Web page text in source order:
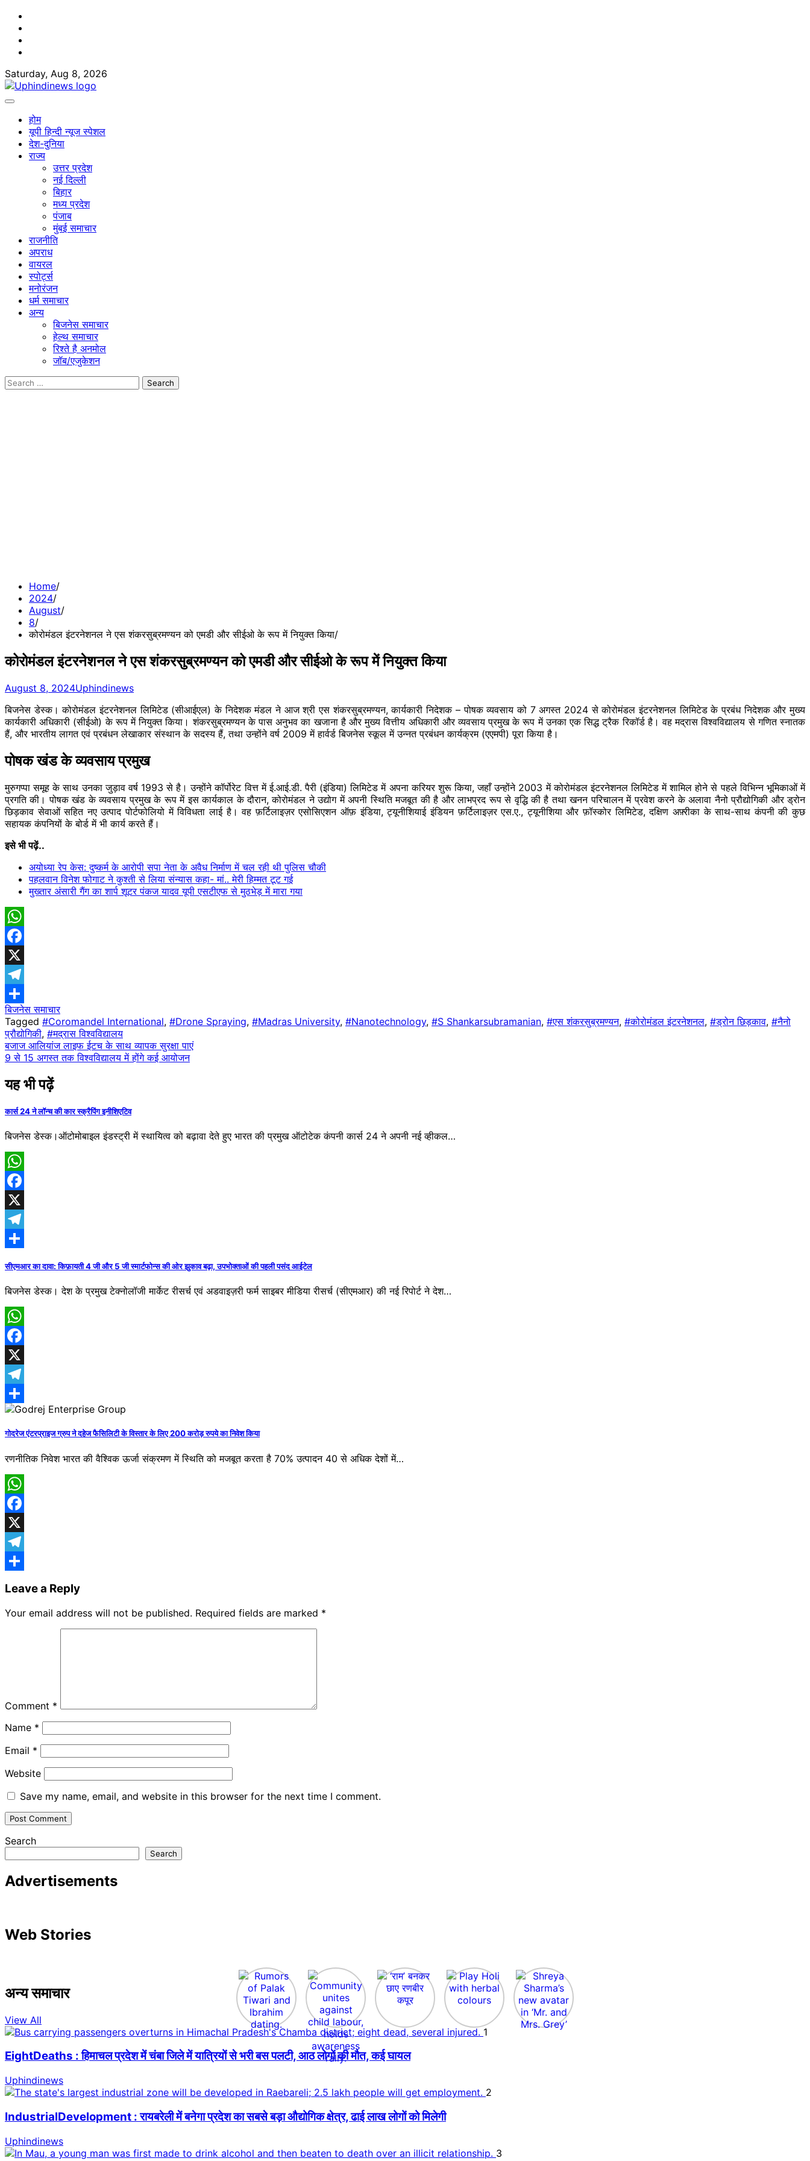
Skip
content
Saturday, Aug 8, 2026
होम
यूपी हिन्दी न्यूज स्पेशल
देश-दुनिया
राज्य
उत्तर प्रदेश
नई दिल्ली
बिहार
मध्य प्रदेश
पंजाब
मुंबई समाचार
राजनीति
अपराध
वायरल
स्पोर्ट्स
मनोरंजन
धर्म समाचार
अन्य
बिजनेस समाचार
हेल्थ समाचार
रिश्ते है अनमोल
जॉब/एजुकेशन
Search
Home
2024
August
8
कोरोमंडल इंटरनेशनल ने एस शंकरसुब्रमण्यन को एमडी और सीईओ के रूप में नियुक्त किया
कोरोमंडल इंटरनेशनल ने एस शंकरसुब्रमण्यन को एमडी और सीईओ के रूप में नियुक्त किया
August 8, 2024Uphindinews
बिजनेस डेस्क। कोरोमंडल इंटरनेशनल लिमिटेड (सीआईएल) के निदेशक मंडल ने आज श्री एस शंकरसुब्रमण्यन, कार्यकारी निदेशक – पोषक व्यवसाय को 7 अगस्त 2024 से कोरोमंडल इंटरनेशनल लिमिटेड के प्रबंध निदेशक और मुख्य
कार्यकारी अधिकारी (सीईओ) के रूप में नियुक्त किया। शंकरसुब्रमण्यन के पास अनुभव का खजाना है और मुख्य वित्तीय अधिकारी और व्यवसाय प्रमुख के रूप में उनका एक सिद्ध ट्रैक रिकॉर्ड है। वह मद्रास विश्वविद्यालय से गणित स्नातक
हैं, और भारतीय लागत एवं प्रबंधन लेखाकार संस्थान के सदस्य हैं, तथा उन्होंने वर्ष 2009 में हार्वर्ड बिजनेस स्कूल में उन्नत प्रबंधन कार्यक्रम (एएमपी) पूरा किया है।
पोषक खंड के व्यवसाय प्रमुख
मुरुगप्पा समूह के साथ उनका जुड़ाव वर्ष 1993 से है। उन्होंने कॉर्पोरेट वित्त में ई.आई.डी. पैरी (इंडिया) लिमिटेड में अपना करियर शुरू किया, जहाँ उन्होंने 2003 में कोरोमंडल इंटरनेशनल लिमिटेड में शामिल होने से पहले विभिन्न भूमिकाओं में
प्रगति की। पोषक खंड के व्यवसाय प्रमुख के रूप में इस कार्यकाल के दौरान, कोरोमंडल ने उद्योग में अपनी स्थिति मजबूत की है और लाभप्रद रूप से वृद्धि की है तथा खनन परिचालन में प्रवेश करने के अलावा नैनो प्रौद्योगिकी और ड्रोन
छिड़काव सेवाओं सहित नए उत्पाद पोर्टफोलियो में विविधता लाई है। वह फ़र्टिलाइज़र एसोसिएशन ऑफ़ इंडिया, ट्यूनीशियाई इंडियन फ़र्टिलाइज़र एस.ए., ट्यूनीशिया और फ़ॉस्कोर लिमिटेड, दक्षिण अफ़्रीका के साथ-साथ कंपनी की कुछ
सहायक कंपनियों के बोर्ड में भी कार्य करते हैं।
इसे भी पढ़ें..
अयोध्या रेप केस: दुष्कर्म के आरोपी सपा नेता के अवैध निर्माण में चल रही थी पुलिस चौकी
पहलवान विनेश फोगाट ने कुश्ती से लिया संन्यास कहा- मां.. मेरी हिम्मत टूट गई
मुख्तार अंसारी गैंग का शार्प शूटर पंकज यादव यूपी एसटीएफ से मुठभेड़ में मारा गया
WhatsApp
Facebook
X
Telegram
Share
बिजनेस समाचार
Tagged #Coromandel International, #Drone Spraying, #Madras University, #Nanotechnology, #S Shankarsubramanian, #एस शंकरसुब्रमण्यन, #कोरोमंडल इंटरनेशनल, #ड्रोन छिड़काव, #नैनो
प्रौद्योगिकी, #मद्रास विश्वविद्यालय
Post
navigation
बजाज आलियांज लाइफ ईटच के साथ व्यापक सुरक्षा पाएं
9 से 15 अगस्त तक विश्वविद्यालय में होंगे कई आयोजन
यह भी पढ़ें
कार्स 24 ने लॉन्च की कार स्क्रैपिंग इनीशिएटिव
बिजनेस डेस्क।ऑटोमोबाइल इंडस्ट्री में स्थायित्व को बढ़ावा देते हुए भारत की प्रमुख ऑटोटेक कंपनी कार्स 24 ने अपनी नई व्हीकल…
WhatsApp
Facebook
X
Telegram
सीएमआर का दावा: किफ़ायती 4 जी और 5 जी स्मार्टफोन्स की ओर झुकाव बढ़ा, उपभोक्ताओं की पहली पसंद आईटेल
बिजनेस डेस्क। देश के प्रमुख टेक्नोलॉजी मार्केट रीसर्च एवं अडवाइज़री फर्म साइबर मीडिया रीसर्च (सीएमआर) की नई रिपोर्ट ने देश…
WhatsApp
Facebook
X
Telegram
Share
गोदरेज एंटरप्राइज ग्रुप ने दहेज फैसिलिटी के विस्तार के लिए 200 करोड़ रुपये का निवेश किया
रणनीतिक निवेश भारत की वैश्विक ऊर्जा संक्रमण में स्थिति को मजबूत करता है 70% उत्पादन 40 से अधिक देशों में…
WhatsApp
Facebook
X
Telegram
Leave a Reply
Your email address will not be published. Required fields are marked *
Comment *
Name *
Email *
Website
Save my name, email, and website in this browser for the next time I comment.
Search
Search
Advertisements
Web Stories
अन्य समाचार
View All
1
EightDeaths : हिमाचल प्रदेश में चंबा जिले में यात्रियों से भरी बस पलटी, आठ लोगों की मौत, कई घायल
Uphindinews
2
IndustrialDevelopment : रायबरेली में बनेगा प्रदेश का सबसे बड़ा औद्योगिक क्षेत्र, ढाई लाख लोगों को मिलेगी
Uphindinews
3